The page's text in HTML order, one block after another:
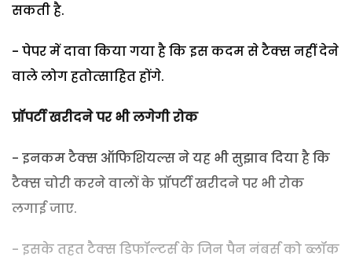
सकती है.
- पेपर में दावा किया गया है कि इस कदम से टैक्‍स नहीं देने
वाले लोग हतोत्‍साहित होंगे.
प्रॉपर्टी खरीदने पर भी लगेगी रोक
- इनकम टैक्‍स ऑफिशियल्स ने यह भी सुझाव दिया है कि
टैक्‍स चोरी करने वालों के प्रॉपर्टी खरीदने पर भी रोक
लगाई जाए.
- इसके तहत टैक्‍स डिफॉल्‍टर्स के जिन पैन नंबर्स को ब्‍लॉक